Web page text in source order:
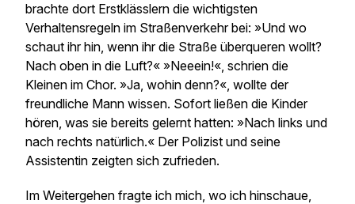
brachte dort Erstklässlern die wichtigsten
Verhaltensregeln im Straßenverkehr bei: »Und wo
schaut ihr hin, wenn ihr die Straße überqueren wollt?
Nach oben in die Luft?« »Neeein!«, schrien die
Kleinen im Chor. »Ja, wohin denn?«, wollte der
freundliche Mann wissen. Sofort ließen die Kinder
hören, was sie bereits gelernt hatten: »Nach links und
nach rechts natürlich.« Der Polizist und seine
Assistentin zeigten sich zufrieden.
Im Weitergehen fragte ich mich, wo ich hinschaue,